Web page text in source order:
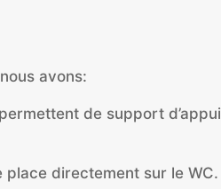
avons:
de support d’appui
directement sur le WC.